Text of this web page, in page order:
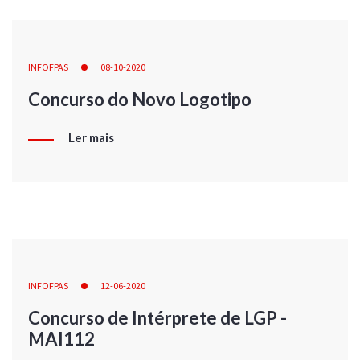
INFOFPAS 08-10-2020
Concurso do Novo Logotipo
Ler mais
INFOFPAS 12-06-2020
Concurso de Intérprete de LGP -
MAI112